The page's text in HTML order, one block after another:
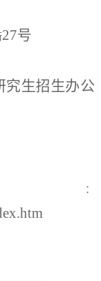
27号
究生招生办公